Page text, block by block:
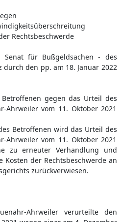
Rechtsbeschwerde
für Bußgeldsachen - des
den pp. am 18. Januar 2022
Betroffenen gegen das Urteil des
Ahrweiler vom 11. Oktober 2021
Betroffenen wird das Urteil des
Ahrweiler vom 11. Oktober 2021
zu erneuter Verhandlung und
der Rechtsbeschwerde an
zurückverwiesen.
Ahrweiler verurteilte den